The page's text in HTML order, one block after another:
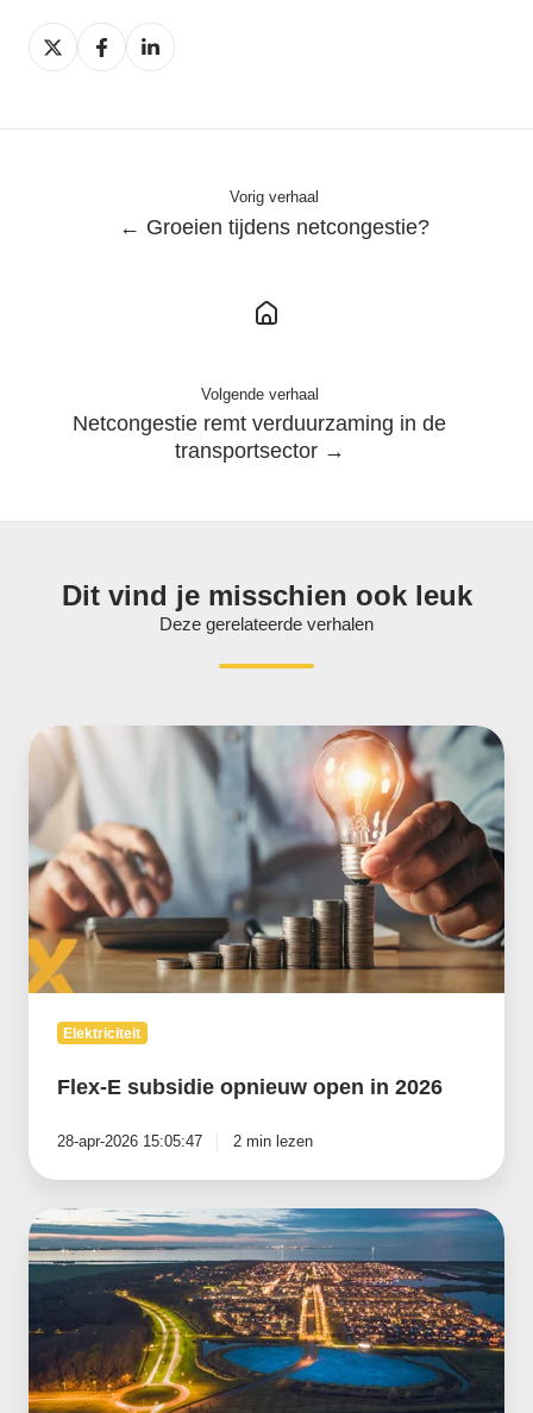
Deel
op
Deel
op
Deel
op
Vorig verhaal
← Groeien tijdens netcongestie?
Volgende verhaal
Netcongestie remt verduurzaming in de
transportsector →
Dit vind je misschien ook leuk
Deze gerelateerde verhalen
Flex-
subsidie
opnieuw
open
in
2026
Elektriciteit
Flex-E subsidie opnieuw open in 2026
28-apr-2026 15:05:47 2 min lezen
Duurzame
logistiek
en
productie
de
SPRILA
&
SPULA